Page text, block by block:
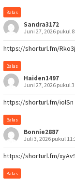
Balas
Sandra3172
Juni 27, 2026 pukul
https://shorturl.fm/Rko3j
Balas
Haiden1497
Juni 27, 2026 pukul
https://shorturl.fm/iolSn
Balas
Bonnie2887
Juli 3, 2026 pukul
https://shorturl.fm/
Balas